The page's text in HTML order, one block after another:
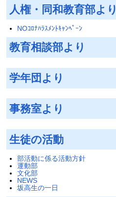
人権・同和教育部より
NOｺﾛﾅﾊﾗｽﾒﾝﾄｷｬﾝﾍﾟｰﾝ
教育相談部より
学年団より
事務室より
生徒の活動
部活動に係る活動方針
運動部
文化部
NEWS
坂高生の一日